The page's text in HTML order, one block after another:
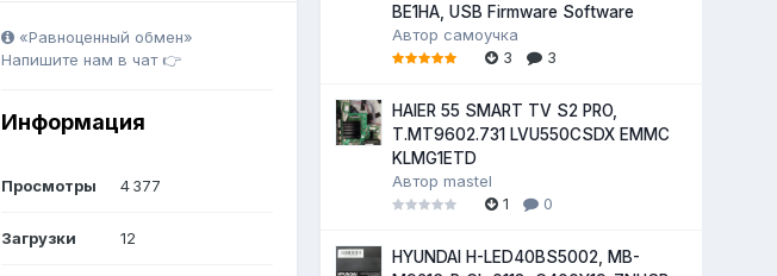
«Равноценный обмен»
Напишите нам в чат 👉
Информация
Просмотры 4 377
Загрузки 12
BE1HA, USB Firmware Software
Автор самоучка
3
3
HAIER 55 SMART TV S2 PRO,
T.MT9602.731 LVU550CSDX EMMC
KLMG1ETD
Авторmastel
1
0
HYUNDAI H-LED40BS5002, MB-